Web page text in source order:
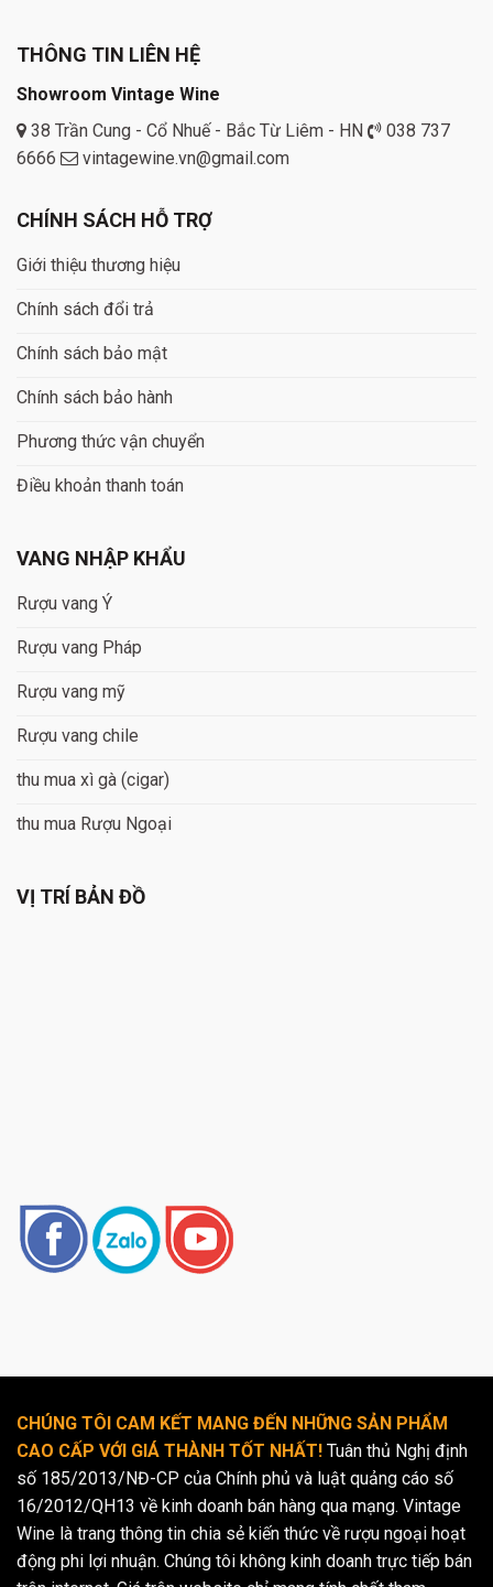
THÔNG TIN LIÊN HỆ
Showroom Vintage Wine
38 Trần Cung - Cổ Nhuế - Bắc Từ Liêm - HN
038 737
6666
vintagewine.vn@gmail.com
CHÍNH SÁCH HỖ TRỢ
Giới thiệu thương hiệu
Chính sách đổi trả
Chính sách bảo mật
Chính sách bảo hành
Phương thức vận chuyển
Điều khoản thanh toán
VANG NHẬP KHẨU
Rượu vang Ý
Rượu vang Pháp
Rượu vang mỹ
Rượu vang chile
thu mua xì gà (cigar)
thu mua Rượu Ngoại
VỊ TRÍ BẢN ĐỒ
CHÚNG TÔI CAM KẾT MANG ĐẾN NHỮNG SẢN PHẨM
CAO CẤP VỚI GIÁ THÀNH TỐT NHẤT! Tuân thủ Nghị định
số 185/2013/NĐ-CP của Chính phủ và luật quảng cáo số
16/2012/QH13 về kinh doanh bán hàng qua mạng. Vintage
Wine là trang thông tin chia sẻ kiến thức về rượu ngoại hoạt
động phi lợi nhuận. Chúng tôi không kinh doanh trực tiếp bán